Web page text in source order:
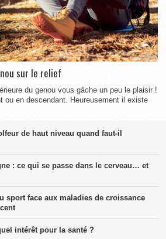
sur le relief
du genou vous gâche un peu le plaisir !
ou en descendant. Heureusement il existe
de haut niveau quand faut-il
: ce qui se passe dans le cerveau… et
sport face aux maladies de croissance
intérêt pour la santé ?